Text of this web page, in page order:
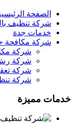
الصفحة
شركة تنظيف
خدمات جدة
شركة مكافحة
شركة
شركة رش
شركة
شركة
خدمات مميزة